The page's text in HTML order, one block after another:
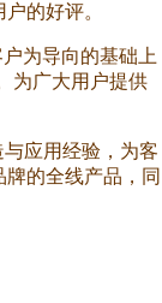
的好评。
为导向的基础上
为广大用户提供
应用经验，为客
的全线产品，同